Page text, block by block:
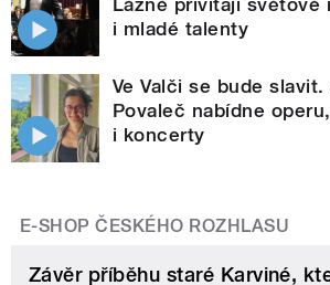
i mladé talenty
Ve Valči se bude
Povaleč nabídne
i koncerty
E-SHOP ČESKÉHO ROZHLASU
Závěr příběhu staré Karviné,